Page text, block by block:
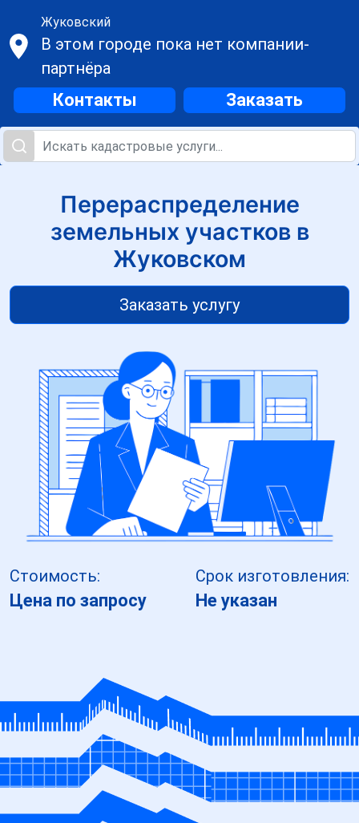
Жуковский
В этом городе пока нет компании-
партнёра
Контакты Заказать
Перераспределение
земельных участков в
Жуковском
Заказать услугу
Стоимость:
Цена по запросу
Срок изготовления:
Не указан